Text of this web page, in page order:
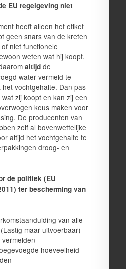
EU regelgeving niet
heeft alleen het etiket
geen snars van de kreten
niet functionele
weten wat hij koopt.
altijdde
water vermeld te
het vochtgehalte. Dan pas
zij koopt en kan zij een
keus maken voor
De producenten van
zelf al bovenwettelijke
altijd het vochtgehalte te
droog- en
de politiek (EU
ter bescherming van
van alle
maar uitvoerbaar)
hoeveelheid